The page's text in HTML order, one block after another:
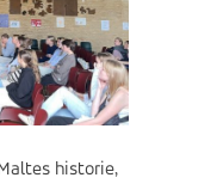
historie,